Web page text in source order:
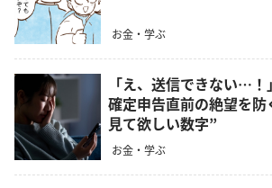
お金・学ぶ
「え、送信できない…
確定申告直前の絶望を
見て欲しい数字”
お金・学ぶ